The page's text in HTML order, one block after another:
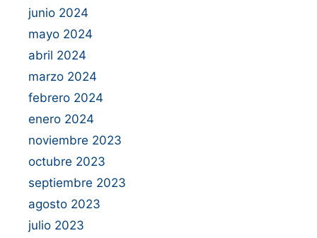
junio 2024
mayo 2024
abril 2024
marzo 2024
febrero 2024
enero 2024
noviembre 2023
octubre 2023
septiembre 2023
agosto 2023
julio 2023